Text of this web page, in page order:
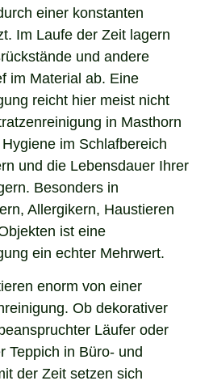
einer konstanten
Im Laufe der Zeit lagern
und andere
im Material ab. Eine
reicht hier meist nicht
in Masthorn
im Schlafbereich
und die Lebensdauer Ihrer
Besonders in
Allergikern, Haustieren
ist eine
ein echter Mehrwert.
enorm von einer
Ob dekorativer
Läufer oder
Teppich in Büro- und
der Zeit setzen sich